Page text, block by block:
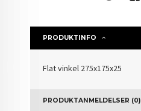
PRODUKTINFO
Flat vinkel 275x175x25
PRODUKTANMELDELSER (0)